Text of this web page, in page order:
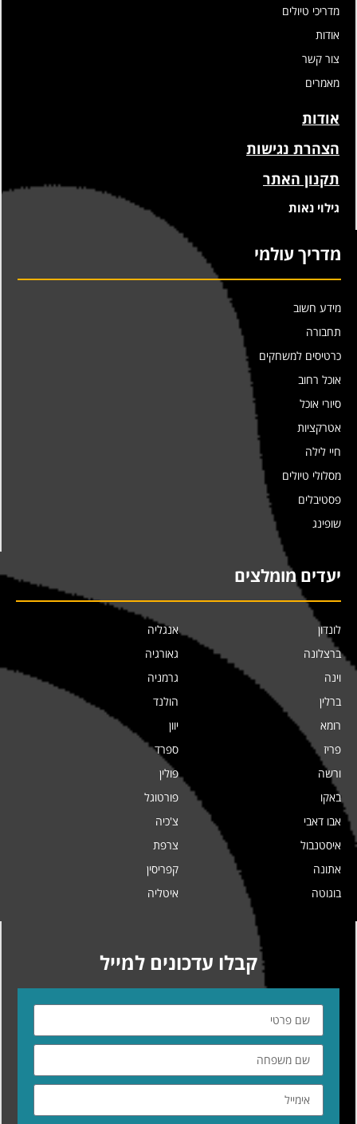
מדריכי טיולים
אודות
צור קשר
מאמרים
אודות
הצהרת נגישות
תקנון האתר
גילוי נאות
מדריך עולמי
מידע חשוב
תחבורה
כרטיסים למשחקים
אוכל רחוב
סיורי אוכל
אטרקציות
חיי לילה
מסלולי טיולים
פסטיבלים
שופינג
יעדים מומלצים
לונדון
ברצלונה
וינה
ברלין
רומא
פריז
ורשה
באקו
אבו דאבי
איסטנבול
אתונה
בוגוטה
אנגליה
גאורגיה
גרמניה
הולנד
יוון
ספרד
פולין
פורטוגל
צ'כיה
צרפת
קפריסין
איטליה
קבלו עדכונים למייל